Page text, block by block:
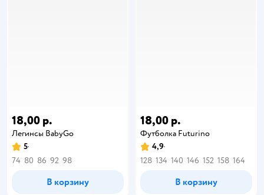
18,00 р.
Легинсы BabyGо
5
74 80 86 92 98
В корзину
18,00 р.
Футболка Futurino
4,9
128 134 140 146 152 158 164
В корзину